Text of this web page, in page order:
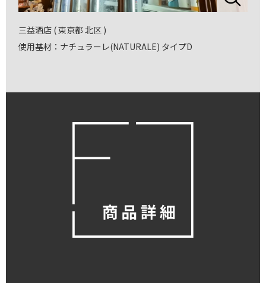
三益酒店 ( 東京都 北区 )
使用基材：ナチュラーレ(NATURALE) タイプD